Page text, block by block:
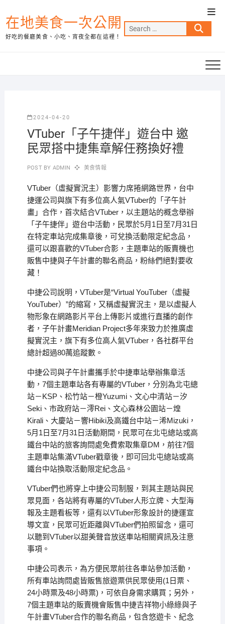
to
content
在地美食一次公開
好吃的餐廳美食、小吃、宵夜全都在這裡！
Search
…
2024-04-20
VTuber「子午捷伴」遊台中 邀
民眾搭中捷集章解任務換好禮
POST BY ADMIN 美食情報
VTuber（虛擬實況主）影響力席捲網路世界，台中
捷運公司與旗下有多位高人氣VTuber的「子午計
畫」合作，首次結合VTuber，以主題站的概念舉辦
「子午捷伴」遊台中活動，民眾於5月1日至7月31日
在特定車站完成集章後，可兌換活動限定紀念品，
還可以跟喜歡的VTuber合影，主題車站的販賣機也
販售中捷與子午計畫的聯名商品，粉絲們絕對要收
藏！
中捷公司說明，VTuber是“Virtual YouTuber（虛擬
YouTuber）”的縮寫，又稱虛擬實況主，是以虛擬人
物形象在網路影片平台上傳影片或進行直播的創作
者，子午計畫Meridian Project多年來致力於推廣虛
擬實況主，旗下有多位高人氣VTuber，各社群平台
總計超過80萬追蹤數。
中捷公司與子午計畫攜手於中捷車站舉辦集章活
動，7個主題車站各有專屬的VTuber，分別為北屯總
站－KSP、松竹站－橙Yuzumi、文心中清站－汐
Seki、市政府站－澪Rei、文心森林公園站－煌
Kirali、大慶站－響Hibiki及高鐵台中站－浠Mizuki，
5月1日至7月31日活動期間，民眾可在北屯總站或高
鐵台中站的旅客詢問處免費索取集章DM，前往7個
主題車站集滿VTuber戳章後，即可回北屯總站或高
鐵台中站換取活動限定紀念品。
VTuber們也將穿上中捷公司制服，到其主題站與民
眾見面，各站將有專屬的VTuber人形立牌、大型海
報及主題看板等，還有以VTuber形象設計的捷運宣
導文宣，民眾可近距離與VTuber們拍照留念，還可
以聽到VTuber以甜美聲音放送車站相關資訊及注意
事項。
中捷公司表示，為方便民眾前往各車站參加活動，
所有車站詢問處皆販售旅遊票供民眾使用(1日票、
24小時票及48小時票)，可依自身需求購買；另外，
7個主題車站的販賣機會販售中捷吉祥物小綠綠與子
午計畫VTuber合作的聯名商品，包含悠遊卡、紀念